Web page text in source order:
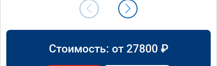
Стоимость: от 27800 ₽